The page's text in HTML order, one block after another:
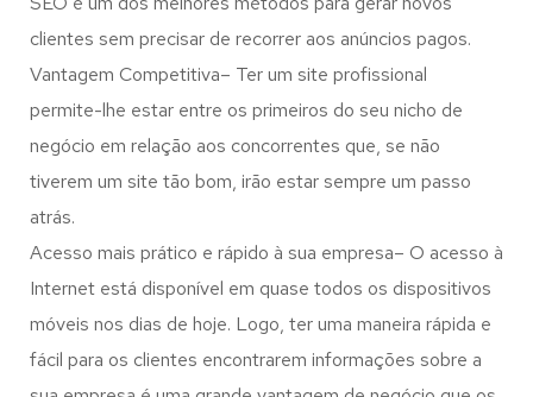
clientes sem precisar de recorrer aos anúncios pagos.
Vantagem Competitiva– Ter um site profissional
permite-lhe estar entre os primeiros do seu nicho de
negócio em relação aos concorrentes que, se não
tiverem um site tão bom, irão estar sempre um passo
atrás.
Acesso mais prático e rápido à sua empresa– O acesso à
Internet está disponível em quase todos os dispositivos
móveis nos dias de hoje. Logo, ter uma maneira rápida e
fácil para os clientes encontrarem informações sobre a